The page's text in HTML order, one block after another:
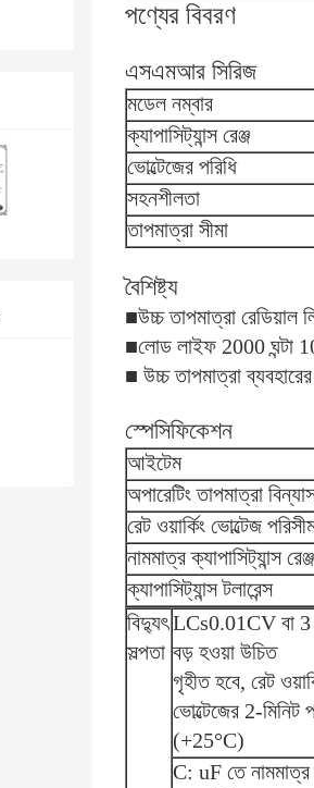
পণ্যের বিবরণ
এসএমআর সিরিজ
মডেল নম্বার
ক্যাপাসিট্যান্স রেঞ্জ
ভোল্টেজের পরিধি
সহনশীলতা
তাপমাত্রা সীমা
বৈশিষ্ট্য
■উচ্চ তাপমাত্রা রেডিয়াল
■লোড লাইফ 2000 ঘন্টা
■ উচ্চ তাপমাত্রা
স্পেসিফিকেশন
আইটেম
অপারেটিং তাপমাত্রা
রেট ওয়ার্কিং ভোল্টেজ
নামমাত্র ক্যাপাসিট্যান্স রেঞ্জ
ক্যাপাসিট্যান্স টলারেন্স
বিদ্যুৎ
সল্পতা
LCs0.01CV বা
বড় হওয়া উচিত
গৃহীত হবে, রেট
ভোল্টেজের 2-মিনিট
(+25°C)
C: uF তে নামমাত্র